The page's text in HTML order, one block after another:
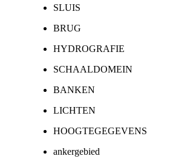
SLUIS
BRUG
HYDROGRAFIE
SCHAALDOMEIN
BANKEN
LICHTEN
HOOGTEGEGEVENS
ankergebied